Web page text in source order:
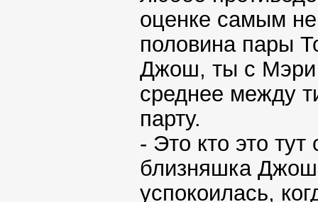
оценке самым
половина пары
Джош, ты с Мэри
среднее между
парту.
- Это кто это
близняшка
успокоилась,